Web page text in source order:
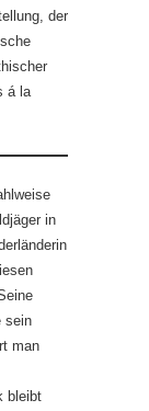
der
á la
in
sein
man
bleibt